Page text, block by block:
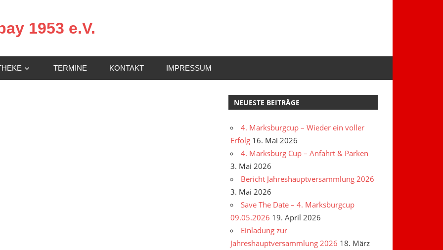
1953 e.V.
TERMINE KONTAKT IMPRESSUM
NEUESTE BEITRÄGE
4. Marksburgcup – Wieder ein voller
Erfolg 16. Mai 2026
4. Marksburg Cup – Anfahrt & Parken
3. Mai 2026
Bericht Jahreshauptversammlung 2026
3. Mai 2026
Save The Date – 4. Marksburgcup
09.05.2026 19. April 2026
Einladung zur
Jahreshauptversammlung 2026 18. März